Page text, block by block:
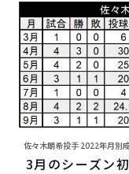
佐々木朗希投手 2022年月別
3月のシーズン